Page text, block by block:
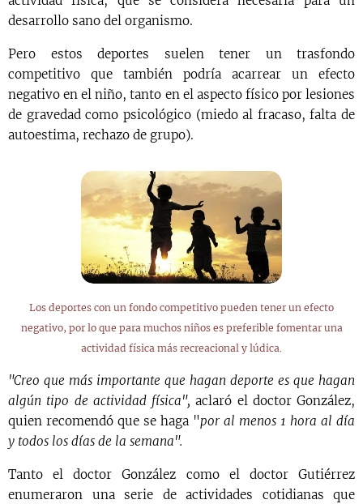
desarrollo sano del organismo.
Pero estos deportes suelen tener un trasfondo
competitivo que también podría acarrear un efecto
negativo en el niño, tanto en el aspecto físico por lesiones
de gravedad como psicológico (miedo al fracaso, falta de
autoestima, rechazo de grupo).
Los deportes con un fondo competitivo pueden tener un efecto
negativo, por lo que para muchos niños es preferible fomentar una
actividad física más recreacional y lúdica.
"Creo que más importante que hagan deporte es que hagan
algún tipo de actividad física", aclaró el doctor González,
quien recomendó que se haga "por al menos 1 hora al día
y todos los días de la semana".
Tanto el doctor González como el doctor Gutiérrez
enumeraron una serie de actividades cotidianas que